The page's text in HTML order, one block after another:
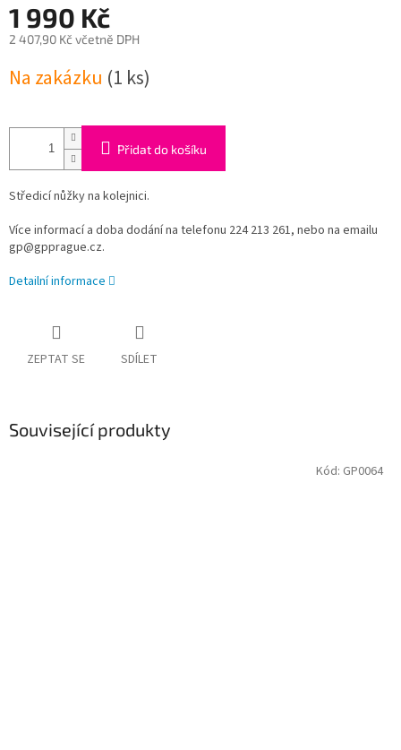
1 990 Kč
2 407,90 Kč včetně DPH
cena:
Na zakázku (1 ks)
Přidat do košíku
Středicí nůžky na kolejnici.
Více informací a doba dodání na telefonu 224 213 261, nebo na emailu
gp@gpprague.cz.
Detailní informace
ZEPTAT SE SDÍLET
Související produkty
Kód: GP0064